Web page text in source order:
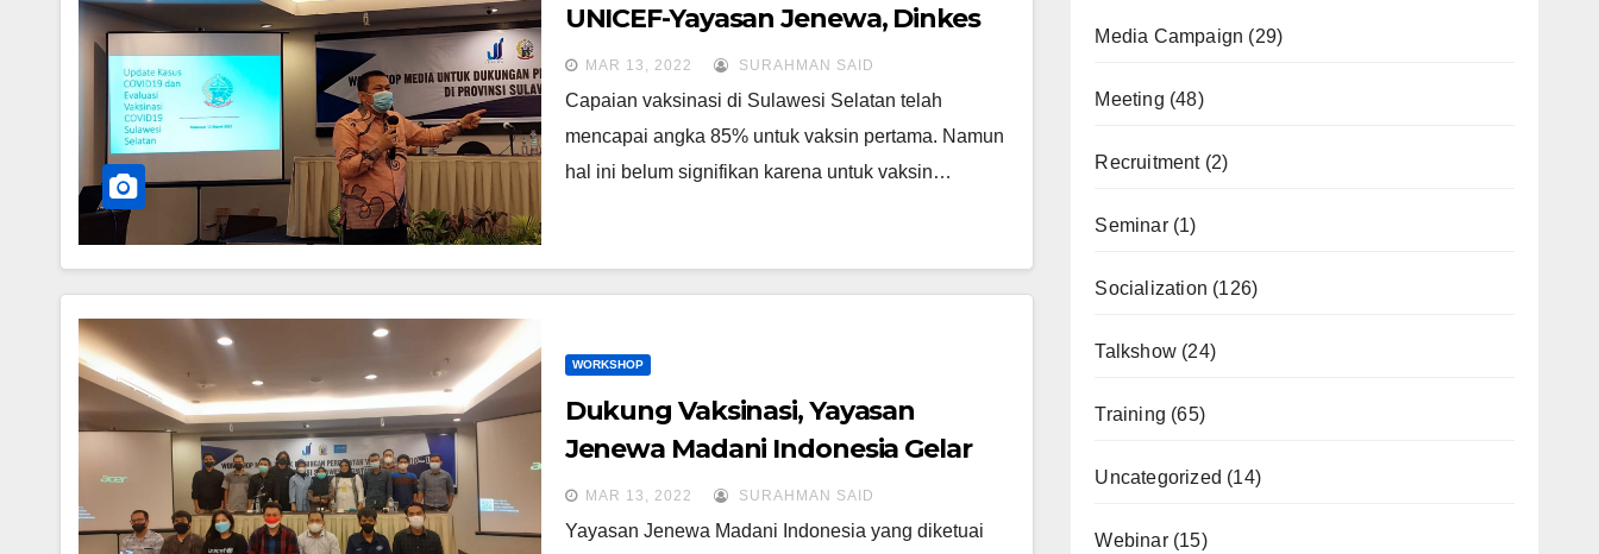
UNICEF-Yayasan Jenewa, Dinkes
Sulsel Ungkap Selisih Warga yang
Belum Vaksin kedua Capai 1,9 juta
MAR 13, 2022 SURAHMAN SAID
Capaian vaksinasi di Sulawesi Selatan telah
mencapai angka 85% untuk vaksin pertama. Namun
hal ini belum signifikan karena untuk vaksin…
WORKSHOP
Dukung Vaksinasi, Yayasan
Jenewa Madani Indonesia Gelar
Kegiatan Briefing Media Online
MAR 13, 2022 SURAHMAN SAID
Yayasan Jenewa Madani Indonesia yang diketuai
Media Campaign (29)
Meeting (48)
Recruitment(2)
Seminar(1)
Socialization (126)
Talkshow(24)
Training (65)
Uncategorized (14)
Webinar(15)